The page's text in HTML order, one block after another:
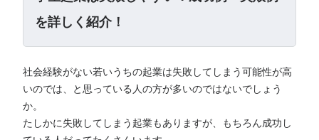
を詳しく紹介！
社会経験がない若いうちの起業は失敗してしまう可能性が高
いのでは、と思っている人の方が多いのではないでしょう
か。
たしかに失敗してしまう起業もありますが、もちろん成功し